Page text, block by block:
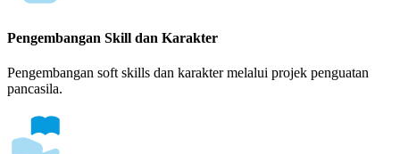
Pengembangan Skill dan Karakter
Pengembangan soft skills dan karakter melalui projek penguatan
pancasila.